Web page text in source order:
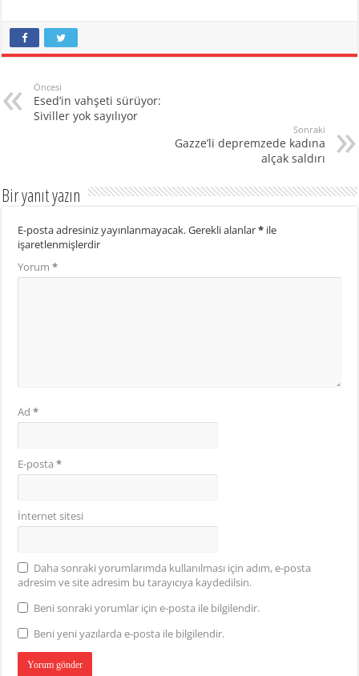
Öncesi
Esed’in vahşeti sürüyor:
Siviller yok sayılıyor
Sonraki
Gazze’li depremzede kadına
alçak saldırı
Bir yanıt yazın
E-posta adresiniz yayınlanmayacak.Gerekli alanlar* ile
işaretlenmişlerdir
Yorum*
Ad*
E-posta*
İnternet sitesi
Daha sonraki yorumlarımda kullanılması için adım, e-posta
adresim ve site adresim bu tarayıcıya kaydedilsin.
Beni sonraki yorumlar için e-posta ile bilgilendir.
Beni yeni yazılarda e-posta ile bilgilendir.